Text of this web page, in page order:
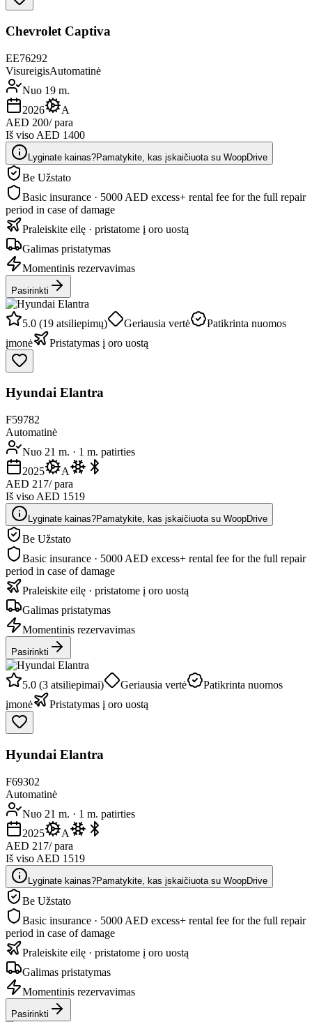
Chevrolet Captiva
EE76292
VisureigisAutomatinė
Nuo 19 m.
2026
A
AED 200/ para
Iš viso AED 1400
Lyginate kainas?Pamatykite, kas įskaičiuota su WoopDrive
Be Užstato
Basic insurance · 5000 AED excess+ rental fee for the full repair
period in case of damage
Praleiskite eilę · pristatome į oro uostą
Galimas pristatymas
Momentinis rezervavimas
Pasirinkti
5.0 (19 atsiliepimų) Geriausia vertė
Patikrinta nuomos
įmonė
Pristatymas į oro uostą
Hyundai Elantra
F59782
Automatinė
Nuo 21 m. · 1 m. patirties
2025
A
AED 217/ para
Iš viso AED 1519
Lyginate kainas?Pamatykite, kas įskaičiuota su WoopDrive
Be Užstato
Basic insurance · 5000 AED excess+ rental fee for the full repair
period in case of damage
Praleiskite eilę · pristatome į oro uostą
Galimas pristatymas
Momentinis rezervavimas
Pasirinkti
5.0 (3 atsiliepimai) Geriausia vertė
Patikrinta nuomos
įmonė
Pristatymas į oro uostą
Hyundai Elantra
F69302
Automatinė
Nuo 21 m. · 1 m. patirties
2025
A
AED 217/ para
Iš viso AED 1519
Lyginate kainas?Pamatykite, kas įskaičiuota su WoopDrive
Be Užstato
Basic insurance · 5000 AED excess+ rental fee for the full repair
period in case of damage
Praleiskite eilę · pristatome į oro uostą
Galimas pristatymas
Momentinis rezervavimas
Pasirinkti